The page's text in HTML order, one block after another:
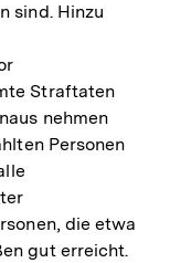
sind. Hinzu
Straftaten
nehmen
Personen
die etwa
gut erreicht.